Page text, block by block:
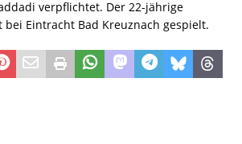
verpflichtet. Der 22-jährige
Eintracht Bad Kreuznach gespielt.